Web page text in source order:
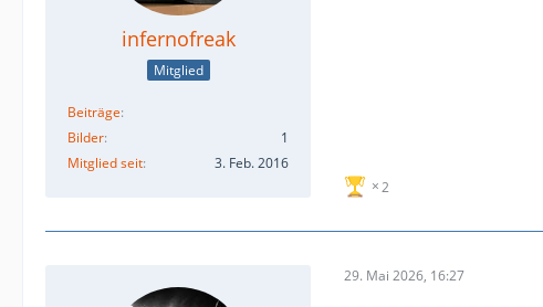
infernofreak
Mitglied
Beiträge
Bilder
1
Mitglied seit
3. Feb. 2016
2
29. Mai 2026, 16:27